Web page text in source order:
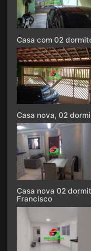
Casa com 02
Casa nova, 02
Casa nova 02
Francisco